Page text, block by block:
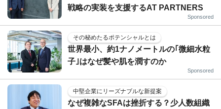
戦略の実装を支援するAT PARTNERS
Sponsored
その秘めたるポテンシャルとは
世界最小、約1ナノメートルの｢微細水粒
子｣はなぜ髪や肌を潤すのか
Sponsored
中堅企業にリーズナブルな新提案
なぜ複雑なSFAは挫折する？少人数組織